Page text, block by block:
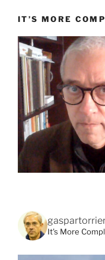
IT’S MORE
It's More